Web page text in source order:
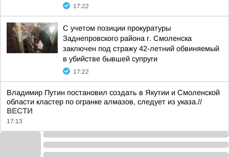
17:22
С учетом позиции прокуратуры
Заднепровского района г. Смоленска
заключен под стражу 42-летний обвиняемый
в убийстве бывшей супруги
17:22
Владимир Путин постановил создать в Якутии и Смоленской
области кластер по огранке алмазов, следует из указа.//
ВЕСТИ
17:13